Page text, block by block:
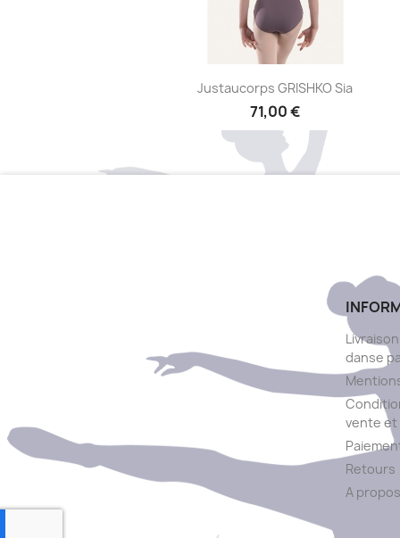
Aperçu rapide
Justaucorps GRISHKO Sia
71,00 €
danse
vente
Retours
A propos